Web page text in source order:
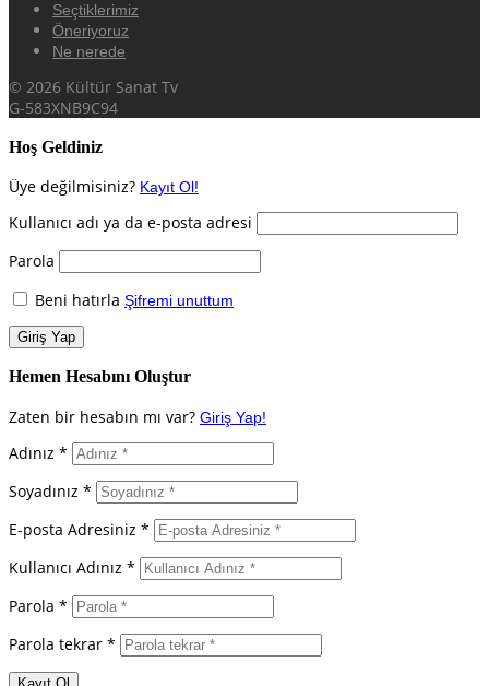
Seçtiklerimiz
Öneriyoruz
Ne nerede
© 2026 Kültür Sanat Tv
G-583XNB9C94
Hoş Geldiniz
Üye değilmisiniz? Kayıt Ol!
Kullanıcı adı ya da e-posta adresi
Parola
Beni hatırla Şifremi unuttum
Hemen Hesabını Oluştur
Zaten bir hesabın mı var? Giriş Yap!
Adınız *
Soyadınız *
E-posta Adresiniz *
Kullanıcı Adınız *
Parola *
Parola tekrar *